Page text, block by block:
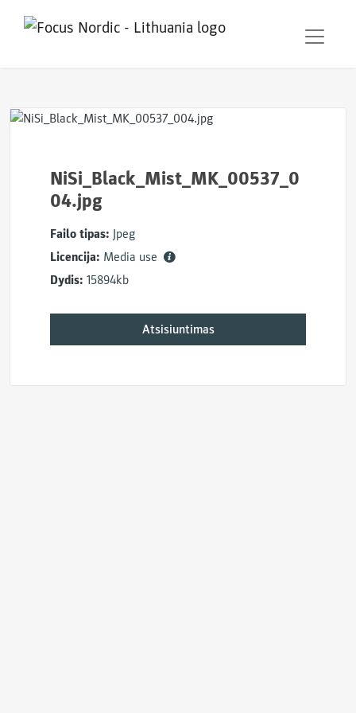
NiSi_Black_Mist_MK_00537_0
04.jpg
Failo tipas: Jpeg
Licencija: Media use
Dydis: 15894kb
Atsisiuntimas